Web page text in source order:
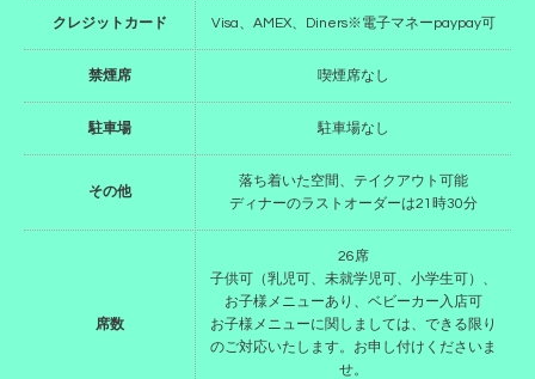
クレジットカード Visa、AMEX、Diners※電子マネーpaypay可
禁煙席 喫煙席なし
駐車場 駐車場なし
その他
落ち着いた空間、テイクアウト可能
ディナーのラストオーダーは21時30分
席数
26席
子供可（乳児可、未就学児可、小学生可）、
お子様メニューあり、ベビーカー入店可
お子様メニューに関しましては、できる限り
のご対応いたします。お申し付けくださいま
せ。